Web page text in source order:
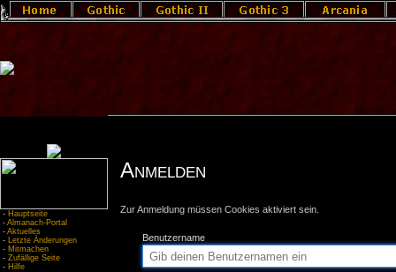
- Hauptseite
- Almanach-Portal
- Aktuelles
- Letzte Änderungen
- Mitmachen
- Zufällige Seite
- Hilfe
Anmelden
Zur Anmeldung müssen Cookies aktiviert sein.
Benutzername